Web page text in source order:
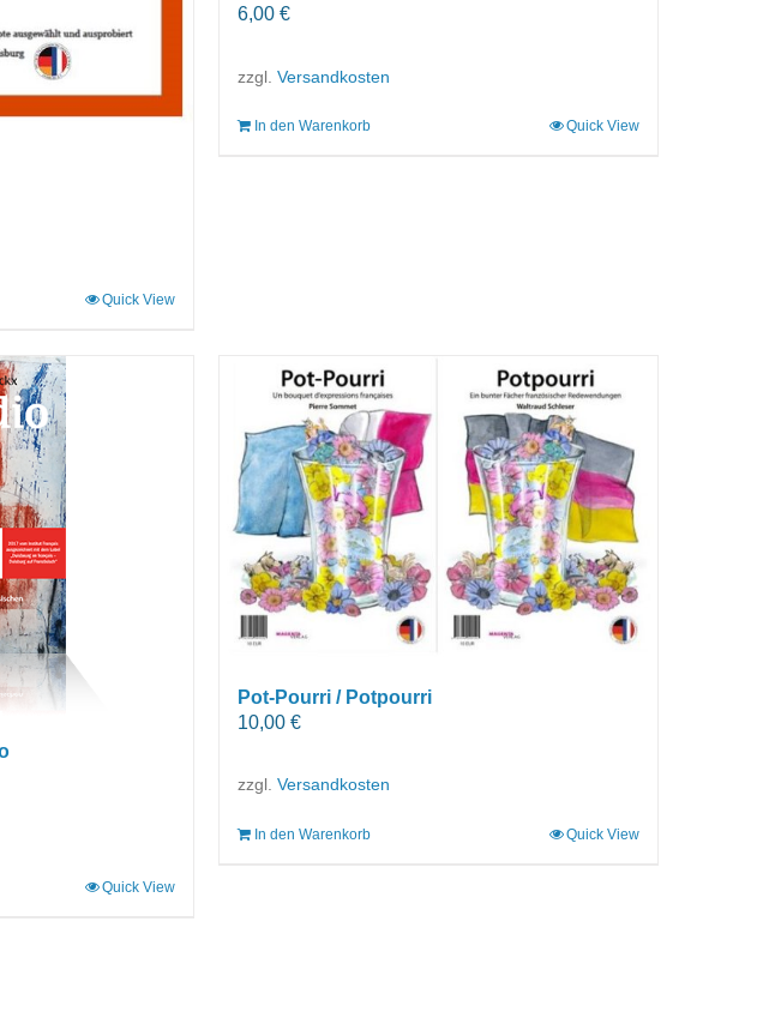
Quick View
6,00€
zzgl.Versandkosten
In den Warenkorb Quick View
Quick View
Pot-Pourri / Potpourri
10,00€
zzgl.Versandkosten
In den Warenkorb Quick View